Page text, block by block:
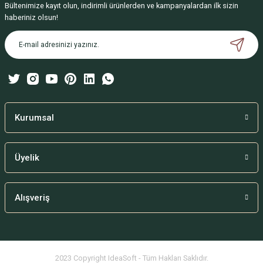
Ürün resmi kalitesiz, bozuk veya görüntülenemiyor.
Ürün açıklamasında eksik bilgiler bulunuyor.
Ürün bilgilerinde hatalar bulunuyor.
Bu ürüne benzer farklı alternatifler olmalı.
Bültenimize kayıt olun, indirimli ürünlerden ve kampanyalardan ilk sizin
haberiniz olsun!
Kurumsal
Üyelik
Alışveriş
2023 Copyright IdeaSoft - Tüm Hakları Saklıdır.